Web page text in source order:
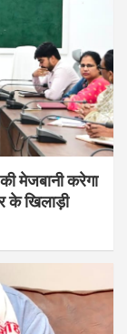
मेजबानी करेगा
के खिलाड़ी